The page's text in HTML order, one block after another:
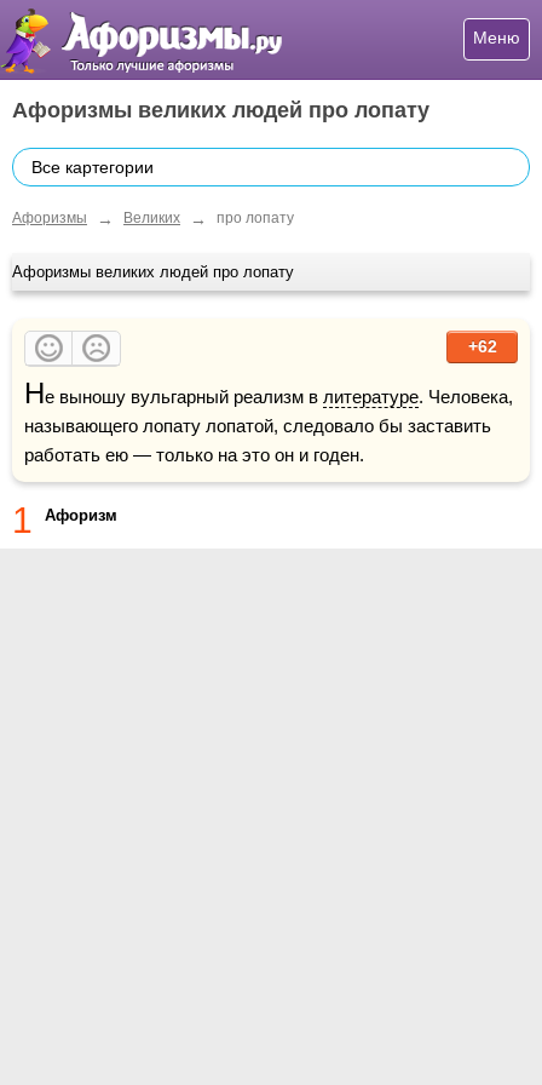
Меню
Афоризмы великих людей про лопату
Все картегории
Афоризмы → Великих → про лопату
Афоризмы великих людей про лопату
+62
Не выношу вульгарный реализм в литературе. Человека,
называющего лопату лопатой, следовало бы заставить
работать ею — только на это он и годен.
1 Афоризм